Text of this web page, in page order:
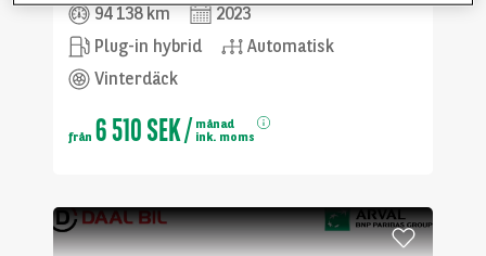
94 138 km
2023
Plug-in hybrid
Automatisk
Vinterdäck
från 6 510 SEK/ månad
ink. moms